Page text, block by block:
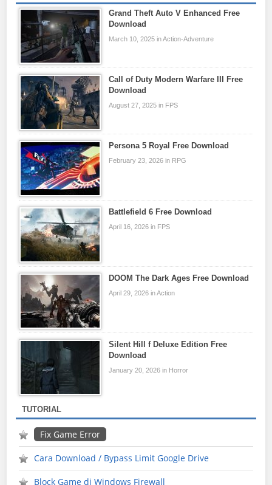
Grand Theft Auto V Enhanced Free
Download
March 10, 2025 in Action-Adventure
Call of Duty Modern Warfare III Free
Download
August 27, 2025 in FPS
Persona 5 Royal Free Download
February 23, 2026 in RPG
Battlefield 6 Free Download
April 16, 2026 in FPS
DOOM The Dark Ages Free Download
April 29, 2026 in Action
Silent Hill f Deluxe Edition Free
Download
January 20, 2026 in Horror
TUTORIAL
Fix Game Error
Cara Download / Bypass Limit Google Drive
Block Game di Windows Firewall